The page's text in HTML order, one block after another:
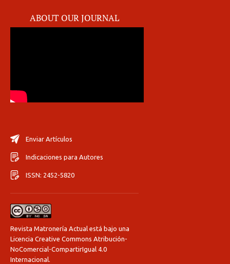
ABOUT OUR JOURNAL
Enviar Artículos
Indicaciones para Autores
ISSN: 2452-5820
Revista Matronería Actual está bajo una
Licencia Creative Commons Atribución-
NoComercial-CompartirIgual 4.0
Internacional.